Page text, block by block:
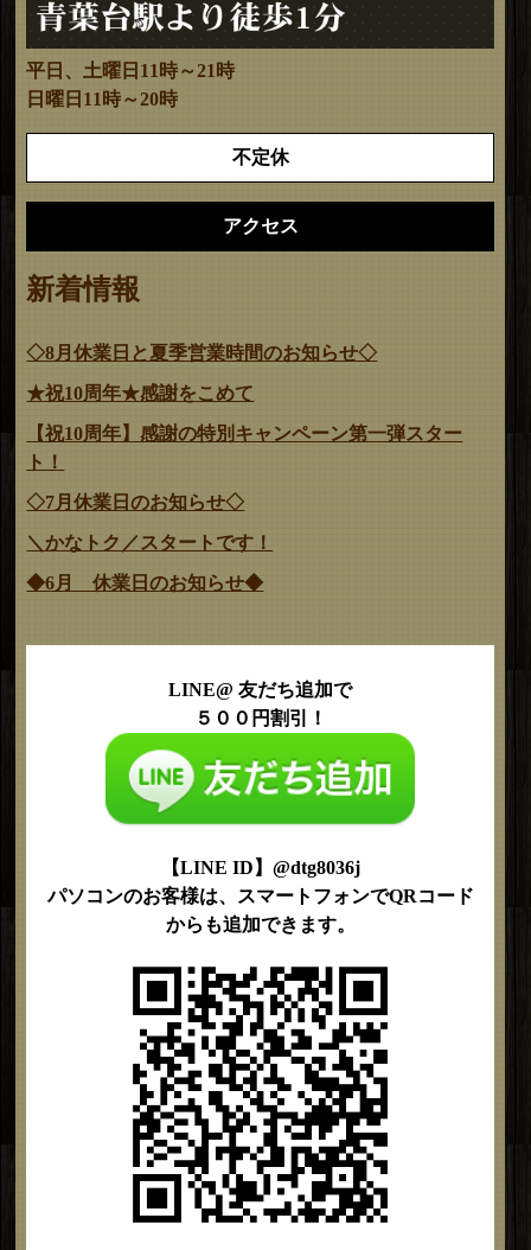
平日、土曜日11時～21時
日曜日11時～20時
不定休
アクセス
新着情報
◇8月休業日と夏季営業時間のお知らせ◇
★祝10周年★感謝をこめて
【祝10周年】感謝の特別キャンペーン第一弾スター
ト！
◇7月休業日のお知らせ◇
＼かなトク／スタートです！
◆6月 休業日のお知らせ◆
LINE@ 友だち追加で
５００円割引！
【LINE ID】@dtg8036j
パソコンのお客様は、スマートフォンでQRコード
からも追加できます。